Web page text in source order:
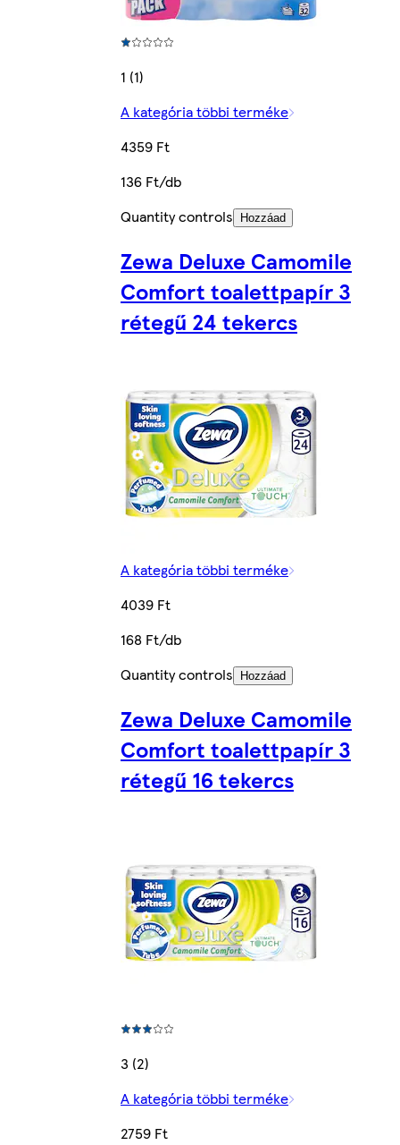
1 (1)
A kategória többi terméke
4359 Ft
136 Ft/db
Quantity controls
Hozzáad
Zewa Deluxe Camomile
Comfort toalettpapír 3
rétegű 24 tekercs
A kategória többi terméke
4039 Ft
168 Ft/db
Quantity controls
Hozzáad
Zewa Deluxe Camomile
Comfort toalettpapír 3
rétegű 16 tekercs
3 (2)
A kategória többi terméke
2759 Ft